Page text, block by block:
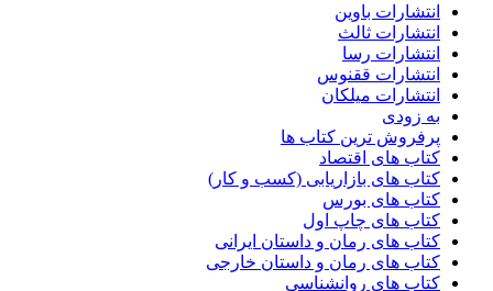
انتشارات باوین
انتشارات ثالث
انتشارات رسا
انتشارات ققنوس
انتشارات میلکان
به زودی
پرفروش ترین کتاب ها
کتاب های اقتصاد
کتاب های بازاریابی (کسب و کار)
کتاب های بورس
کتاب های چاپ اول
کتاب های رمان و داستان ایرانی
کتاب های رمان و داستان خارجی
کتاب های روانشناسی